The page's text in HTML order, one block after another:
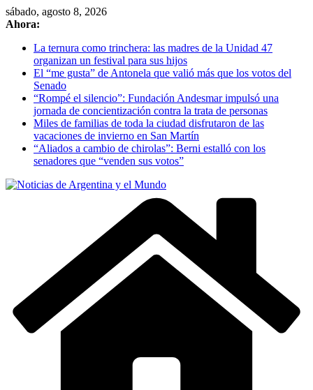
Skip
to
sábado, agosto 8, 2026
Ahora:
La ternura como trinchera: las madres de la Unidad 47
organizan un festival para sus hijos
El “me gusta” de Antonela que valió más que los votos del
Senado
“Rompé el silencio”: Fundación Andesmar impulsó una
jornada de concientización contra la trata de personas
Miles de familias de toda la ciudad disfrutaron de las
vacaciones de invierno en San Martín
“Aliados a cambio de chirolas”: Berni estalló con los
senadores que “venden sus votos”